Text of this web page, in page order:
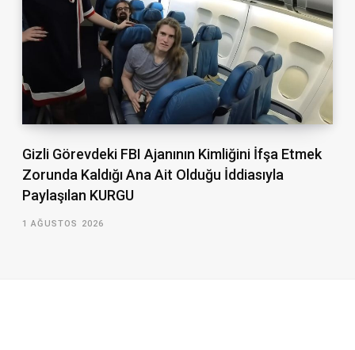
Gizli Görevdeki FBI Ajanının Kimliğini İfşa Etmek
Zorunda Kaldığı Ana Ait Olduğu İddiasıyla
Paylaşılan KURGU
1 AĞUSTOS 2026